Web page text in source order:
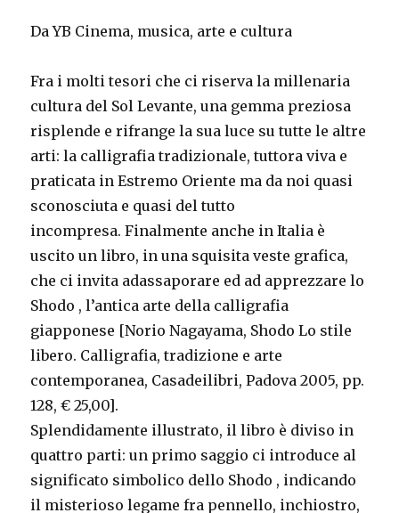
Da YB Cinema, musica, arte e cultura
Fra i molti tesori che ci riserva la millenaria
cultura del Sol Levante, una gemma preziosa
risplende e rifrange la sua luce su tutte le altre
arti: la calligrafia tradizionale, tuttora viva e
praticata in Estremo Oriente ma da noi quasi
sconosciuta e quasi del tutto
incompresa. Finalmente anche in Italia è
uscito un libro, in una squisita veste grafica,
che ci invita adassaporare ed ad apprezzare lo
Shodo , l’antica arte della calligrafia
giapponese [Norio Nagayama, Shodo Lo stile
libero. Calligrafia, tradizione e arte
contemporanea, Casadeilibri, Padova 2005, pp.
128, € 25,00].
Splendidamente illustrato, il libro è diviso in
quattro parti: un primo saggio ci introduce al
significato simbolico dello Shodo , indicando
il misterioso legame fra pennello, inchiostro,